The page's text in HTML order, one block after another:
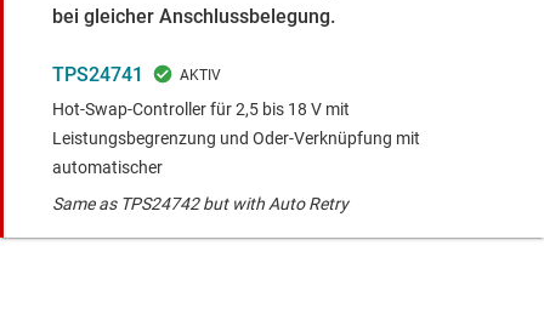
bei gleicher Anschlussbelegung.
TPS24741
Hot-Swap-Controller für 2,5 bis 18 V mit
Leistungsbegrenzung und Oder-Verknüpfung mit
automatischer
Same as TPS24742 but with Auto Retry